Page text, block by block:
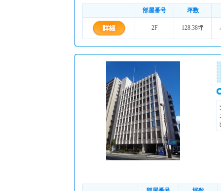
部屋番号 坪数
2F 128.38坪